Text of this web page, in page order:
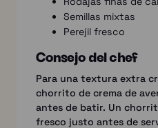
Semillas mixtas
Perejil fresco
Consejo del chef
Para una textura extra
chorrito de crema de
antes de batir. Un
fresco justo antes de